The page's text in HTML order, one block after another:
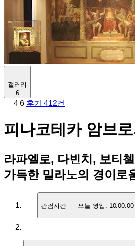
갤러리
6
4.6 후기 412건
피나코테카 암브
라파엘로, 다빈치, 보티
가득한 밀라노의 경이로
관람시간 오늘 영업: 10:00:00